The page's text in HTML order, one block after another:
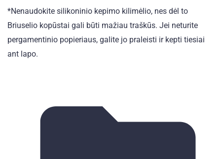
*Nenaudokite silikoninio kepimo kilimėlio, nes dėl to
Briuselio kopūstai gali būti mažiau traškūs. Jei neturite
pergamentinio popieriaus, galite jo praleisti ir kepti tiesiai
ant lapo.